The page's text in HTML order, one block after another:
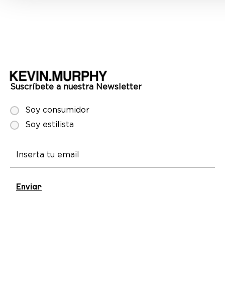
Suscríbete a nuestra Newsletter
Soy consumidor
Soy estilista